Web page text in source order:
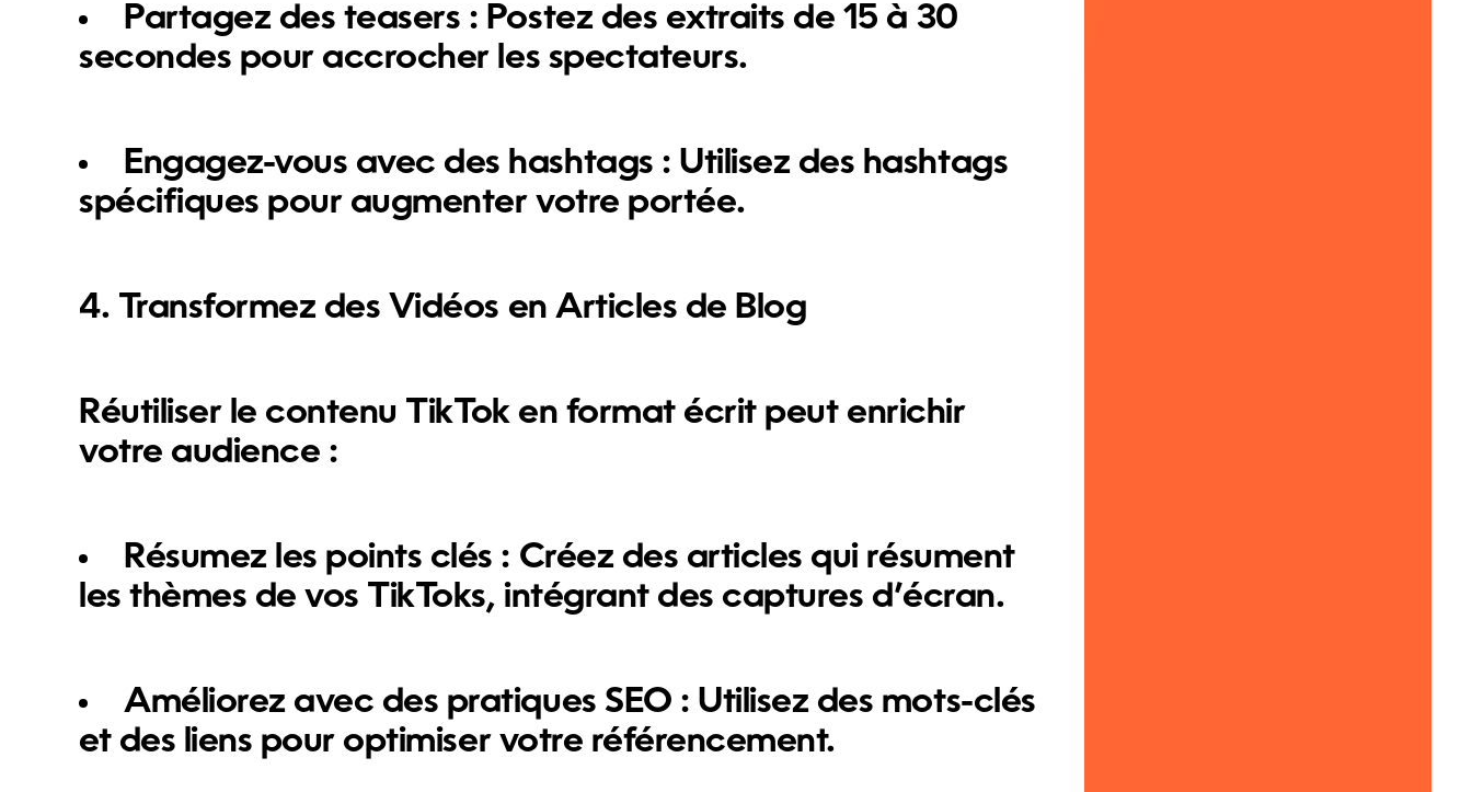
Partagez des teasers : Postez des extraits de 15 à 30
secondes pour accrocher les spectateurs.
Engagez-vous avec des hashtags : Utilisez des hashtags
spécifiques pour augmenter votre portée.
4. Transformez des Vidéos en Articles de Blog
Réutiliser le contenu TikTok en format écrit peut enrichir
votre audience :
Résumez les points clés : Créez des articles qui résument
les thèmes de vos TikToks, intégrant des captures d’écran.
Améliorez avec des pratiques SEO : Utilisez des mots-clés
et des liens pour optimiser votre référencement.